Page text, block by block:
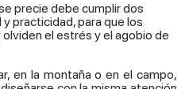
precie debe cumplir dos
practicidad, para que los
el estrés y el agobio de
en la montaña o en el campo,